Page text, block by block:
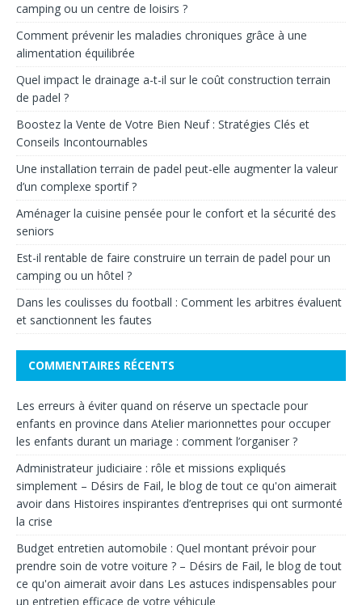
camping ou un centre de loisirs ?
Comment prévenir les maladies chroniques grâce à une
alimentation équilibrée
Quel impact le drainage a-t-il sur le coût construction terrain
de padel ?
Boostez la Vente de Votre Bien Neuf : Stratégies Clés et
Conseils Incontournables
Une installation terrain de padel peut-elle augmenter la valeur
d’un complexe sportif ?
Aménager la cuisine pensée pour le confort et la sécurité des
seniors
Est-il rentable de faire construire un terrain de padel pour un
camping ou un hôtel ?
Dans les coulisses du football : Comment les arbitres évaluent
et sanctionnent les fautes
COMMENTAIRES RÉCENTS
Les erreurs à éviter quand on réserve un spectacle pour
enfants en province dans Atelier marionnettes pour occuper
les enfants durant un mariage : comment l’organiser ?
Administrateur judiciaire : rôle et missions expliqués
simplement – Désirs de Fail, le blog de tout ce qu'on aimerait
avoir dans Histoires inspirantes d’entreprises qui ont surmonté
la crise
Budget entretien automobile : Quel montant prévoir pour
prendre soin de votre voiture ? – Désirs de Fail, le blog de tout
ce qu'on aimerait avoir dans Les astuces indispensables pour
un entretien efficace de votre véhicule